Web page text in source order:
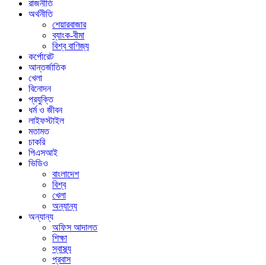
রাজনীতি
অর্থনীতি
শেয়ারবাজার
ব্যাংক-বীমা
বিশ্ব বাণিজ্য
কর্পোরেট
আন্তর্জাতিক
খেলা
বিনোদন
প্রযুক্তি
ধর্ম ও জীবন
লাইফস্টাইল
মতামত
চাকরি
পিএসআই
ভিডিও
বাংলাদেশ
বিশ্ব
খেলা
অন্যান্য
অন্যান্য
অফিস আদালত
শিক্ষা
স্বাস্থ্য
প্রবাস